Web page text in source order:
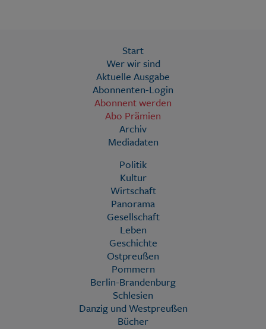
Start
Wer wir sind
Aktuelle Ausgabe
Abonnenten-Login
Abonnent werden
Abo Prämien
Archiv
Mediadaten
Politik
Kultur
Wirtschaft
Panorama
Gesellschaft
Leben
Geschichte
Ostpreußen
Pommern
Berlin-Brandenburg
Schlesien
Danzig und Westpreußen
Bücher